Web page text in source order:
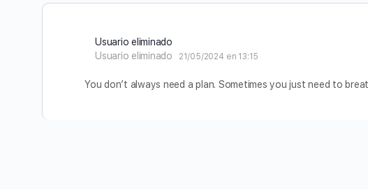
Usuario eliminado
Usuario eliminado
21/05/2024 en 13:15
You don’t always need a plan. Sometimes you just need to